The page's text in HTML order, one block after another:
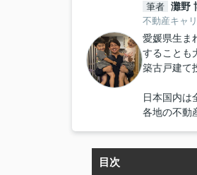
筆者 灘野
不動産キャ
愛媛県生ま
することも
築古戸建て
日本国内は
各地の不動
目次